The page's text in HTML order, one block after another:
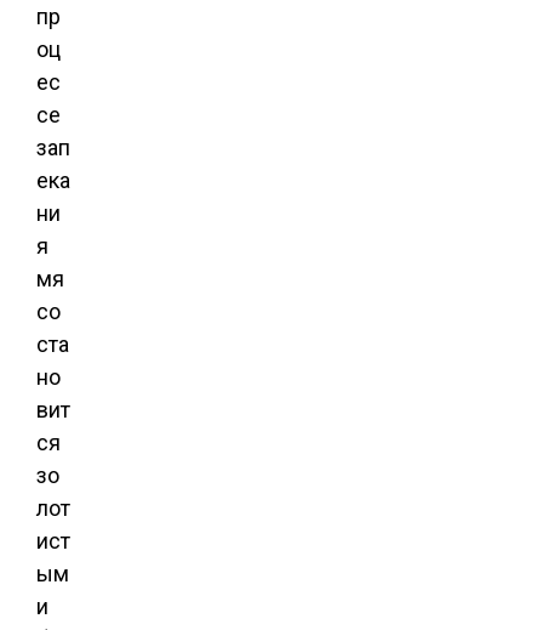
пр
оц
ес
се
зап
ека
ни
я
мя
со
ста
но
вит
ся
зо
лот
ист
ым
и